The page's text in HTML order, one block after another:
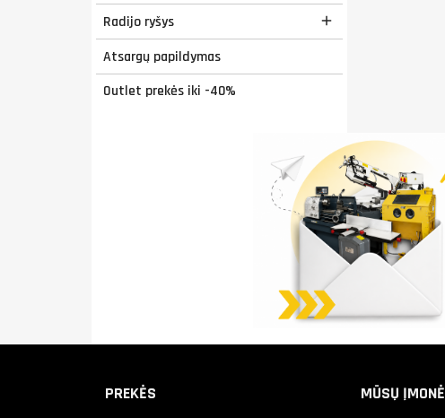
Radijo ryšys 
Atsargų papildymas
Outlet prekės iki -40%
PREKĖS MŪSŲ ĮMONĖ